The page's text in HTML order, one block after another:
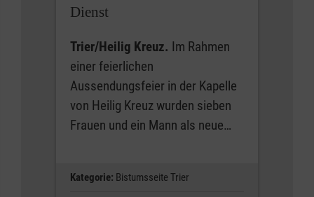
Dienst
Trier/Heilig Kreuz. Im Rahmen
einer feierlichen
Aussendungsfeier in der Kapelle
von Heilig Kreuz wurden sieben
Frauen und ein Mann als neue…
Kategorie: Bistumsseite Trier